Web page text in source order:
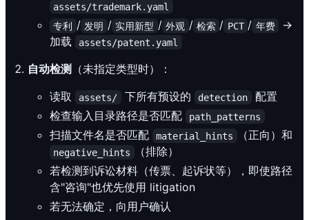
assets/trademark.yaml
专利 / 发明 / 实用新型 / 外观 / 检索 / PCT / 年费
→
加载
assets/patent.yaml
自动检测
（未指定类型时）：
读取
assets/ 下所有预设的 detection
配置
检查输入目录路径是否匹配
path_patterns
扫描文件名是否匹配 material_hints （正向）和
negative_hints
（排除）
若检测到诉讼材料（传票、起诉状等），即使路径
含"咨询"也优先使用 litigation
若无法确定，向用户确认